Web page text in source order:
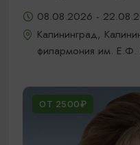
08.08.2026 -
Калининград,
филармония им. Е.Ф.
ОТ 2500₽